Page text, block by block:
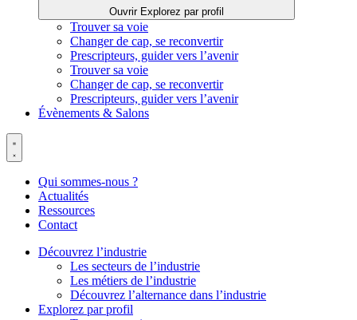
Ouvrir Explorez par profil
Trouver sa voie
Changer de cap, se reconvertir
Prescripteurs, guider vers l’avenir
Trouver sa voie
Changer de cap, se reconvertir
Prescripteurs, guider vers l’avenir
Évènements & Salons
Qui sommes-nous ?
Actualités
Ressources
Contact
Découvrez l’industrie
Les secteurs de l’industrie
Les métiers de l’industrie
Découvrez l’alternance dans l’industrie
Explorez par profil